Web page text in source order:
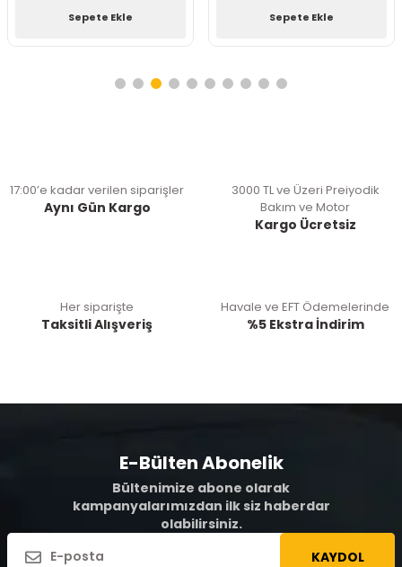
Sepete Ekle Sepete Ekle
17:00’e kadar verilen siparişler
Aynı Gün Kargo
3000 TL ve Üzeri Preiyodik
Bakım ve Motor
Kargo Ücretsiz
Her siparişte
Taksitli Alışveriş
Havale ve EFT Ödemelerinde
%5 Ekstra İndirim
E-Bülten Abonelik
Bültenimize abone olarak
kampanyalarımızdan ilk siz haberdar
olabilirsiniz.
KAYDOL